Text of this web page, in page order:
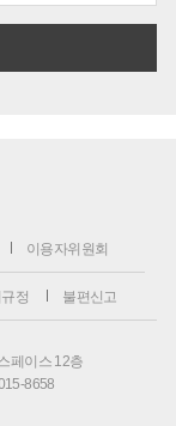
이용자위원회
정 불편신고
페이스 12층
8658